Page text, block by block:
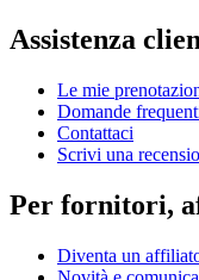
Assistenza
Le mie
Domande
Contattaci
Scrivi una
Per fornitori,
Diventa un